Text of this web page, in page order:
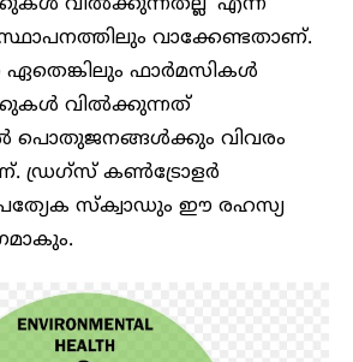
വാക്കേണ്ടതാണ്.
ഏതെങ്കിലും ഫാർമസികൾ
വിൽക്കുന്നത്
പൊതുജനങ്ങൾക്കും വിവരം
ഡ്രഗ്‌സ് കൺട്രോളർ
സ്‌ക്വാഡും ഈ രഹസ്യ